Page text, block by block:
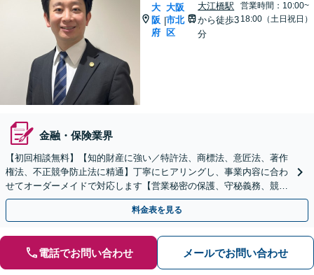
大
阪
府
|
大阪
市北
区
大江橋駅
から徒歩3
分
営業時間：10:00~
18:00（土日祝日）
金融・保険業界
【初回相談無料】【知的財産に強い／特許法、商標法、意匠法、著作
権法、不正競争防止法に精通】丁寧にヒアリングし、事業内容に合わ
せてオーダーメイドで対応します【営業秘密の保護、守秘義務、競業
避止義務】【顧問契約可】【休日・夜間相談可】
料金表を見る
電話でお問い合わせ メールでお問い合わせ